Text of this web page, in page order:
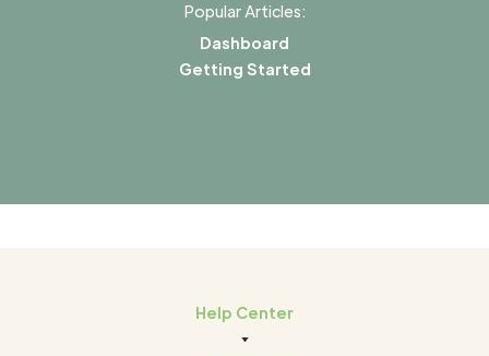
Popular Articles:
Dashboard
Getting Started
Help Center